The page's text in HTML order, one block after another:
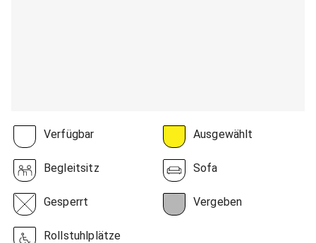
Verfügbar Ausgewählt
Begleitsitz Sofa
Gesperrt Vergeben
Rollstuhlplätze